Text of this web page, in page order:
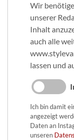
Wir
unserer
Inhalt
auch alle
lassen und
Ich bin damit
angezeigt
Daten an
unseren